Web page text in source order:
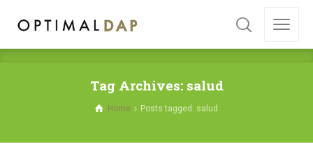
Tag Archives: salud
Home Posts tagged: salud